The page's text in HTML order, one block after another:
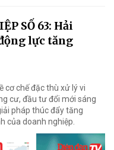
SỐ 63: Hải
lực tăng
cơ chế đặc thù xử lý vi
cư, đầu tư đổi mới sáng
pháp thúc đẩy tăng
của doanh nghiệp.